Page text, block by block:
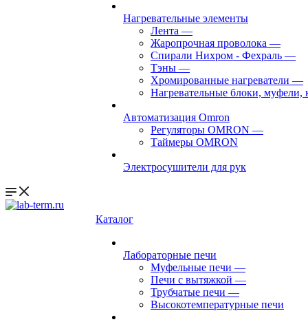
Нагревательные элементы
Лента —
Жаропрочная проволока —
Спирали Нихром - Фехраль —
Тэны —
Хромированные нагреватели —
Нагревательные блоки, муфели,
Автоматизация Omron
Регуляторы OMRON —
Таймеры OMRON
Электросушители для рук
Каталог
Лабораторные печи
Муфельные печи —
Печи с вытяжкой —
Трубчатые печи —
Высокотемпературные печи